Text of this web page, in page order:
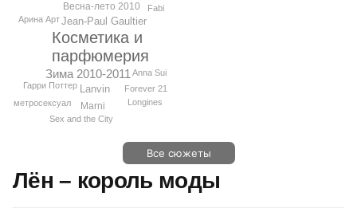
Косметика и
парфюмерия
Зима 2010-2011
Jean-Paul Gaultier
Lanvin
Весна-лето 2010
Marni
Sex and the City
Anna Sui
Forever 21
Гарри Поттер
Longines
Арина Арт
метросексуал
Fabi
Все сюжеты
Лён – король моды